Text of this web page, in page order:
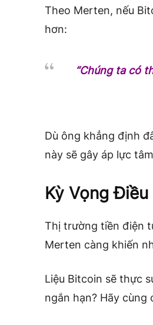
Theo Merten, nếu
hơn:
“Chúng ta có
Dù ông khẳng định
này sẽ gây áp lực
Kỳ Vọng Điều
Thị trường tiền điện
Merten càng khiến
Liệu Bitcoin sẽ thực
ngắn hạn? Hãy cùng